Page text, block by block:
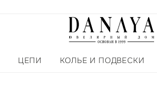
ЦЕПИ КОЛЬЕ И ПОДВЕСКИ